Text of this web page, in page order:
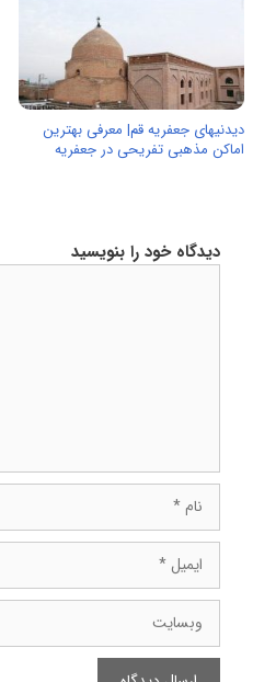
دیدنیهای جعفریه قم| معرفی بهترین
اماکن مذهبی تفریحی در جعفریه
دیدگاه خود را بنویسید
ایمیل
وبسایت